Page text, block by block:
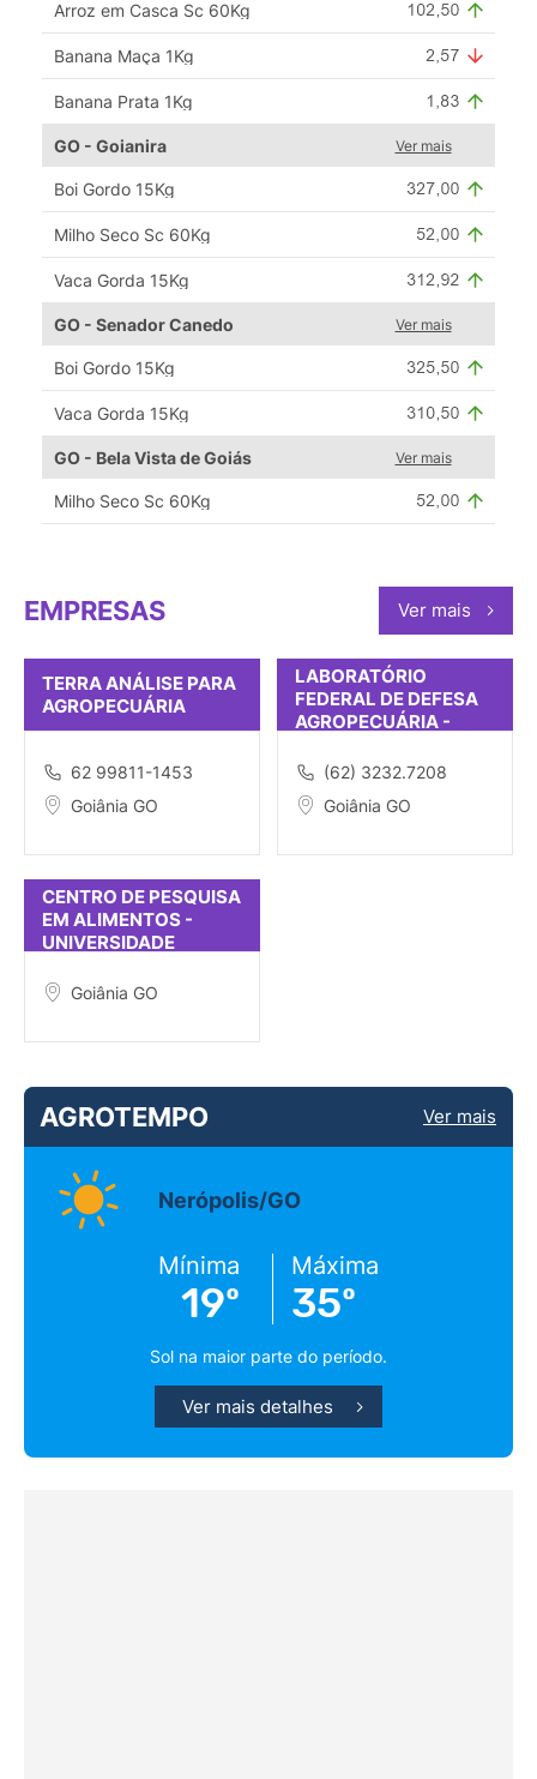
Arroz em Casca Sc 60Kg
Banana Maça 1Kg
Banana Prata 1Kg
GO - Goianira Ver mais
Boi Gordo 15Kg
Milho Seco Sc 60Kg
Vaca Gorda 15Kg
GO - Senador Canedo Ver mais
Boi Gordo 15Kg
Vaca Gorda 15Kg
GO - Bela Vista de Goiás Ver mais
Milho Seco Sc 60Kg
EMPRESAS Ver mais
TERRA ANÁLISE PARA
AGROPECUÁRIA
62 99811-1453
Goiânia GO
LABORATÓRIO
FEDERAL DE DEFESA
AGROPECUÁRIA -
(62) 3232.7208
Goiânia GO
CENTRO DE PESQUISA
EM ALIMENTOS -
UNIVERSIDADE
Goiânia GO
AGROTEMPO Ver mais
Nerópolis/GO
Mínima
19º
Máxima
35º
Sol na maior parte do período.
Ver mais detalhes